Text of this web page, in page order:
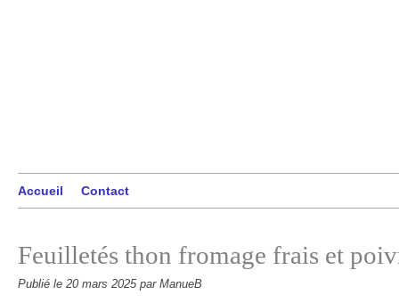
Accueil Contact
Feuilletés thon fromage frais et
Publié le 20 mars 2025 par ManueB